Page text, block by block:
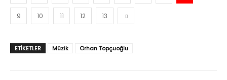
9 10 11 12 13
ETIKETLER Müzik Orhan Topçuoğlu